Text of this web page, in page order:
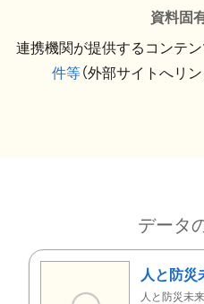
資料固
連携機関が提供するコンテン
件等（外部サイトへリ
データ
人と防
人と防災未